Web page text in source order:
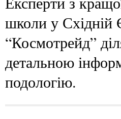
школи у Східній
“Космотрейд”
детальною
подологію.